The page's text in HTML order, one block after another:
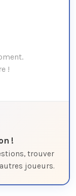
!
!
trouver
joueurs.